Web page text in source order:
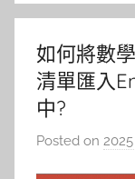
大
學
圖
書
如何將數
清單匯入
中?
Posted on 2025